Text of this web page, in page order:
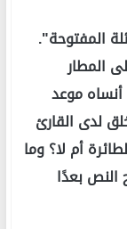
المفتوحة".
المطار
موعد
يخلق لدى القارئ
أم لا؟ وما
النص بعدًا